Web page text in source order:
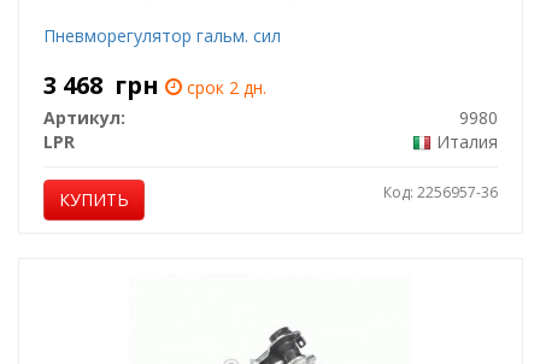
Пневморегулятор гальм. сил
3 468 грн
срок 2 дн.
Артикул:
9980
LPR
Италия
КУПИТЬ Код: 2256957-36